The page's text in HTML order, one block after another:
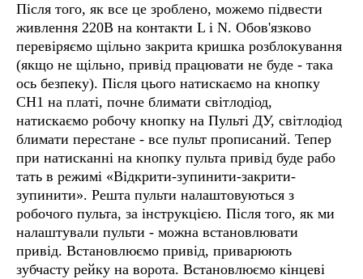
Після того, як все це зроблено, можемо підвести
живлення 220В на контакти L і N. Обов'язково
перевіряємо щільно закрита кришка розблокування
(якщо не щільно, привід працювати не буде - така
ось безпеку). Після цього натискаємо на кнопку
СН1 на платі, почне блимати світлодіод,
натискаємо робочу кнопку на Пульті ДУ, світлодіод
блимати перестане - все пульт прописаний. Тепер
при натисканні на кнопку пульта привід буде рабо
тать в режимі «Відкрити-зупинити-закрити-
зупинити». Решта пульти налаштовуються з
робочого пульта, за інструкцією. Після того, як ми
налаштували пульти - можна встановлювати
привід. Встановлюємо привід, приварюють
зубчасту рейку на ворота. Встановлюємо кінцеві